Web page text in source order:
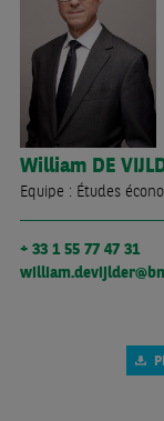
William DE
Equipe : Études
+ 33 1 55 77 47 31